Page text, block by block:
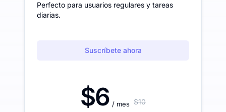
Perfecto para usuarios regulares y tareas
diarias.
Suscríbete ahora
$6 / mes $10